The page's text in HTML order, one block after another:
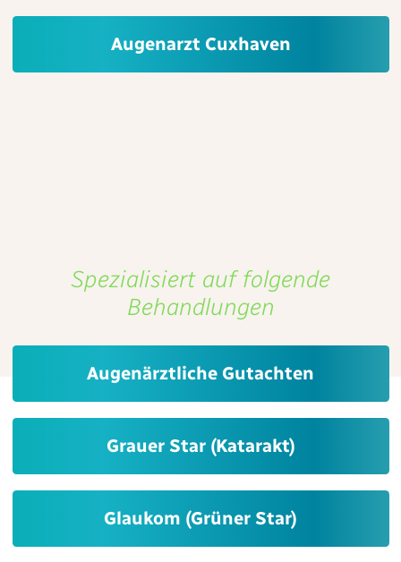
Augenarzt Cuxhaven
Spezialisiert auf folgende
Behandlungen
Augenärztliche Gutachten
Grauer Star (Katarakt)
Glaukom (Grüner Star)